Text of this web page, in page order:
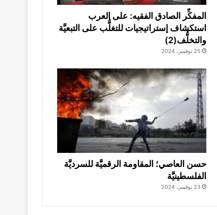
المفكِّر الصادق الفقيه: على العرب
استكشاف إستراتيجيات للتغلُّب على التبعيَّة
والتخلُّف(2)
25 نوفمبر، 2024
حسن العاصي؛ المقاومة الرقميَّة للسرديَّة
الفلسطينيَّة
23 نوفمبر، 2024